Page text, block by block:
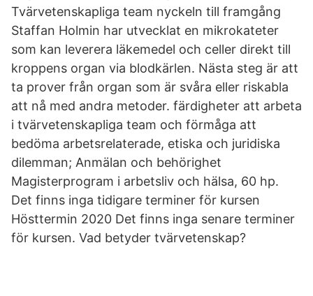
Tvärvetenskapliga team nyckeln till framgång
Staffan Holmin har utvecklat en mikrokateter
som kan leverera läkemedel och celler direkt till
kroppens organ via blodkärlen. Nästa steg är att
ta prover från organ som är svåra eller riskabla
att nå med andra metoder. färdigheter att arbeta
i tvärvetenskapliga team och förmåga att
bedöma arbetsrelaterade, etiska och juridiska
dilemman; Anmälan och behörighet
Magisterprogram i arbetsliv och hälsa, 60 hp.
Det finns inga tidigare terminer för kursen
Hösttermin 2020 Det finns inga senare terminer
för kursen. Vad betyder tvärvetenskap?